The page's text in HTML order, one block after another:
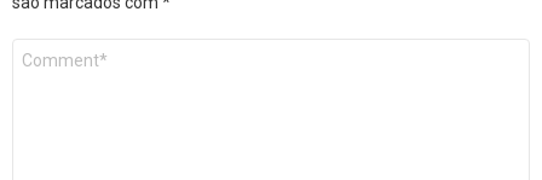
Comentário